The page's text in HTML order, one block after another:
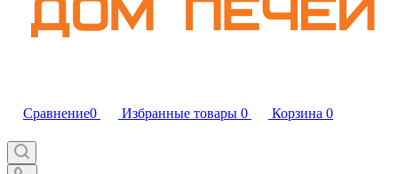
Сравнение0 Избранные товары 0 Корзина 0